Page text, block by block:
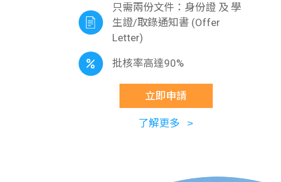
只需兩份文件：身份證 及 學
生證/取錄通知書 (Offer
Letter)
批核率高達90%
立即申請
了解更多 ˃